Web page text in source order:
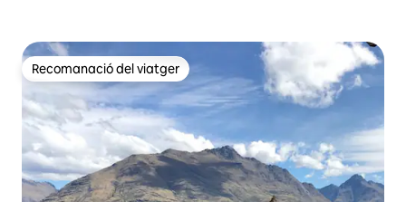
Recomanació del viatger
Recomanació del viatger